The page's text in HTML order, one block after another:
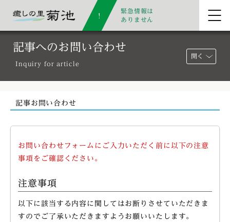
緊急情報は
ありません
記事へのお問い合わせ
Inquiry for article
開く
記事お問い合わせ
お問い合わせフォームにご入力いただく前に以下の注意
事項をご確認ください。
注意事項
以下に該当する内容に関してはお断りさせていただきま
すのでご了承いただきますようお願いいたします。